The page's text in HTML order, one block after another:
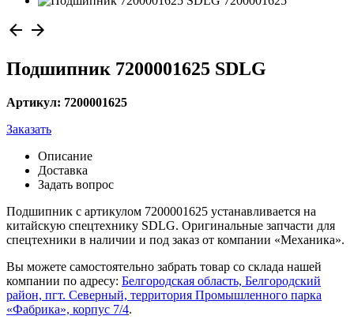
arrow_back arrow_forward
Подшипник 7200001625 SDLG
Артикул: 7200001625
Заказать
Описание
Доставка
Задать вопрос
Подшипник с артикулом 7200001625 устанавливается на
китайскую спецтехнику SDLG. Оригинальные запчасти для
спецтехники в наличии и под заказ от компании «Механика».
Вы можете самостоятельно забрать товар со склада нашей
компании по адресу: Белгородская область, Белгородский
район, пгт. Северный, территория Промышленного парка
«Фабрика», корпус 7/4.